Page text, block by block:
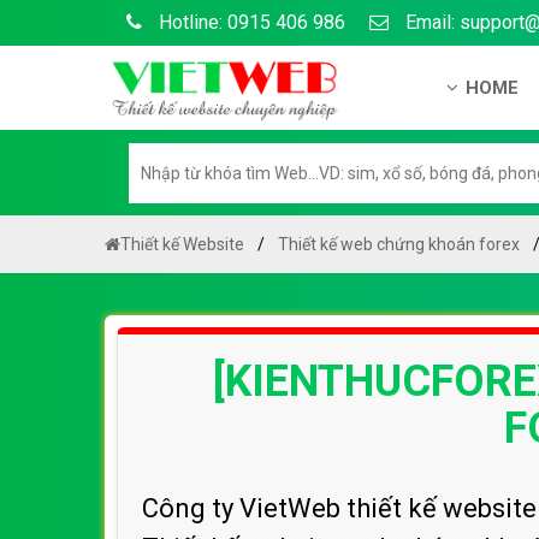
Hotline: 0915 406 986 Email:
HOME
Hướng
Chính
Chính
Liên hệ
Thiết kế Website Thiết kế web chứng khoán forex
Công ty VietWeb thiết kế